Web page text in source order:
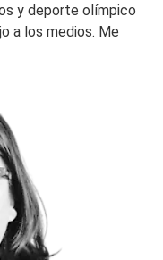
y deporte olímpico
a los medios. Me